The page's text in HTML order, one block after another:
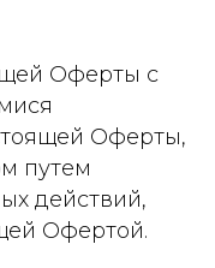
Оферты с
Оферты,
путем
действий,
Офертой.